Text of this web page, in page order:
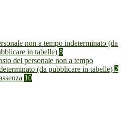
non a tempo indeterminato (da
in tabelle) 8
del personale non a tempo
(da pubblicare in tabelle) 2
10